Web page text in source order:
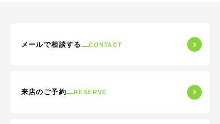
メールで相談する CONTACT
来店のご予約 RESERVE